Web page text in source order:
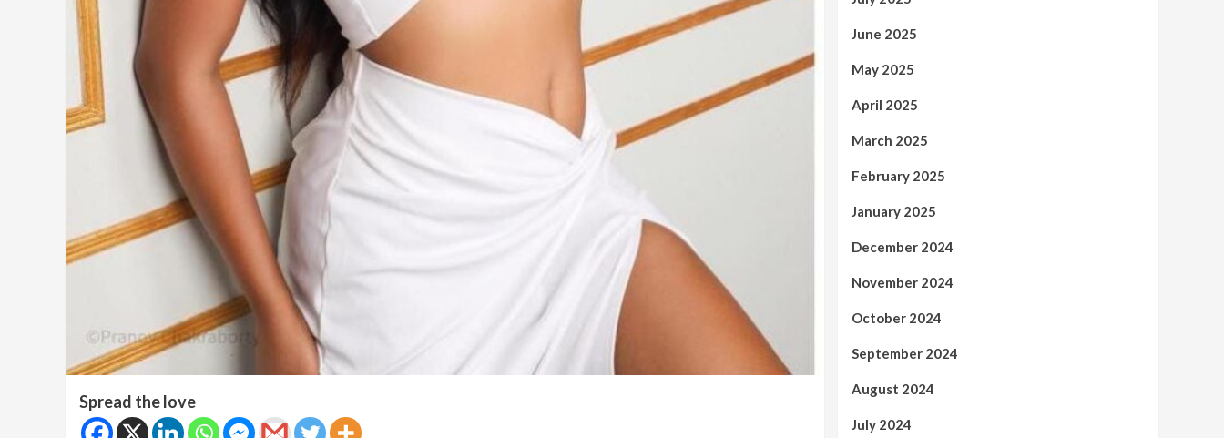
Spread the love
June 2025
May 2025
April 2025
March 2025
February 2025
January 2025
December 2024
November 2024
October 2024
September 2024
August 2024
July 2024